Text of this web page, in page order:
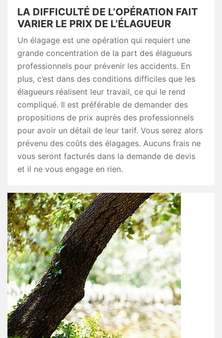
LA DIFFICULTÉ DE L’OPÉRATION FAIT
VARIER LE PRIX DE L’ÉLAGUEUR
Un élagage est une opération qui requiert une
grande concentration de la part des élagueurs
professionnels pour prévenir les accidents. En
plus, c’est dans des conditions difficiles que les
élagueurs réalisent leur travail, ce qui le rend
compliqué. Il est préférable de demander des
propositions de prix auprès des professionnels
pour avoir un détail de leur tarif. Vous serez alors
prévenu des coûts des élagages. Aucuns frais ne
vous seront facturés dans la demande de devis
et il ne vous engage en rien.